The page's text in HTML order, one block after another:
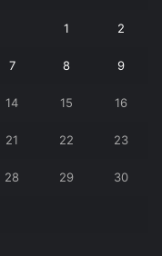
1 2
7 8 9
14 15 16
21 22 23
28 29 30